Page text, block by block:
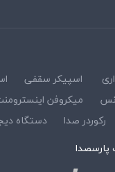
اسپیکر سقفی
میکروفن
رکوردر صدا
دستگاه
پارسصدا